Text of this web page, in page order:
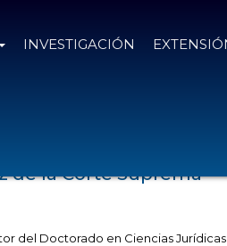
INVESTIGACIÓN
de la Corte Suprema
del Doctorado en Ciencias